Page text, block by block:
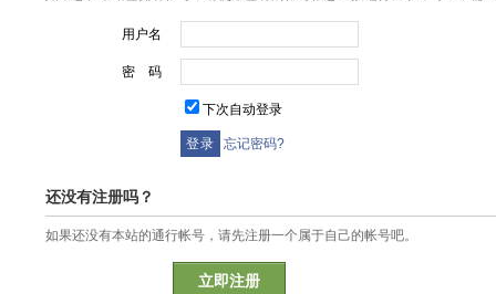
用户名
密 码
下次自动登录
忘记密码?
还没有注册吗？
如果还没有本站的通行帐号，请先注册一个属于自己的帐号吧。
立即注册